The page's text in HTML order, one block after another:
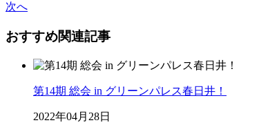
次へ
おすすめ関連記事
第14期 総会 in グリーンパレス春日井！
2022年04月28日